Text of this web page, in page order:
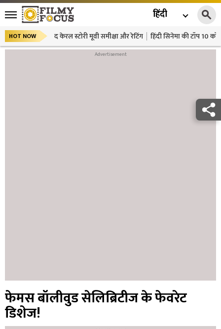
हिंदी
HOT NOW द केरल स्टोरी मूवी समीक्षा और रेटिंग हिंदी सिनेमा की टॉप 10
फेमस बॉलीवुड सेलिब्रिटीज के फेवरेट
डिशेज!